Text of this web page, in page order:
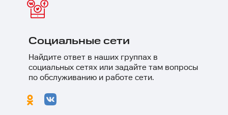
Социальные сети
Найдите ответ в наших группах в
социальных сетях или задайте там вопросы
по обслуживанию и работе сети.